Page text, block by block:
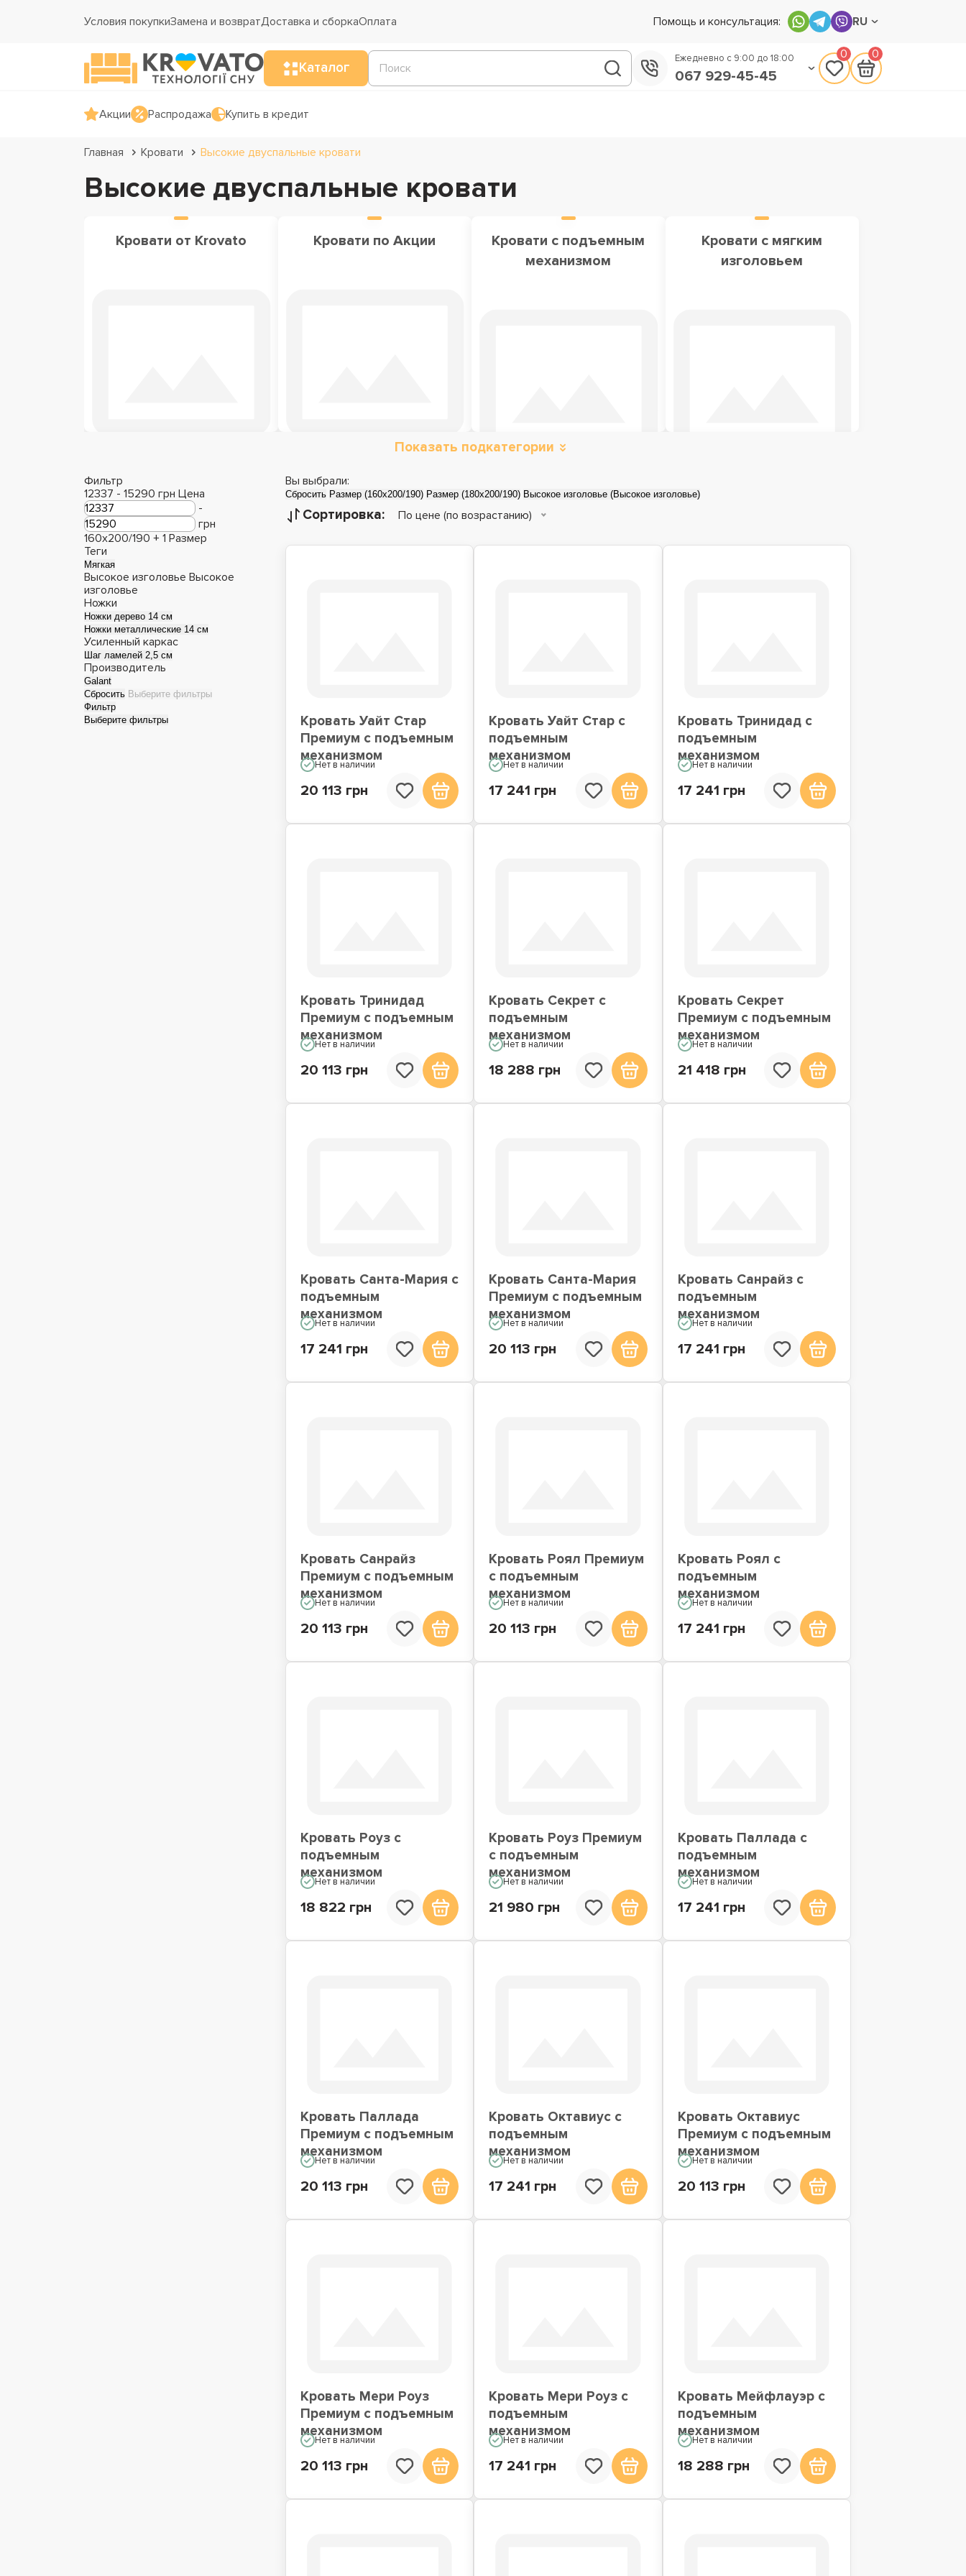
Условия покупкиЗамена и возвратДоставка и сборкаОплата Помощь и консультация: RU
Каталог
Ежедневно с 9:00 до 18:00
067 929-45-45
0 0
Акции Распродажа Купить в кредит
Главная Кровати Высокие двуспальные кровати
Высокие двуспальные кровати
Кровати от Krovato Кровати по Акции
Кровати с подъемным
механизмом
Кровати с мягким
изголовьем
Металлические
кровати
Детские кровати
Односпальные кровати
Показать подкатегории
Фильтр
12337 - 15290 грн Цена
-
грн
160x200/190 + 1 Размер
Теги
Мягкая
Высокое изголовье Высокое
изголовье
Ножки
Ножки дерево 14 см
Ножки металлические 14 см
Усиленный каркас
Шаг ламелей 2,5 см
Производитель
Galant
Сбросить Выберите фильтры
Фильтр
Выберите фильтры
Вы выбрали:
Сбросить Размер (160x200/190) Размер (180x200/190) Высокое изголовье (Высокое изголовье)
Сортировка: По цене (по возрастанию)
Кровать Уайт Стар
Премиум с подъемным
механизмом
Нет в наличии
20 113 грн
Кровать Уайт Стар с
подъемным
механизмом
Нет в наличии
17 241 грн
Кровать Тринидад с
подъемным
механизмом
Нет в наличии
17 241 грн
Кровать Тринидад
Премиум с подъемным
механизмом
Нет в наличии
20 113 грн
Кровать Секрет с
подъемным
механизмом
Нет в наличии
18 288 грн
Кровать Секрет
Премиум с подъемным
механизмом
Нет в наличии
21 418 грн
Кровать Санта-Мария с
подъемным
механизмом
Нет в наличии
17 241 грн
Кровать Санта-Мария
Премиум с подъемным
механизмом
Нет в наличии
20 113 грн
Кровать Санрайз с
подъемным
механизмом
Нет в наличии
17 241 грн
Кровать Санрайз
Премиум с подъемным
механизмом
Нет в наличии
20 113 грн
Кровать Роял Премиум
с подъемным
механизмом
Нет в наличии
20 113 грн
Кровать Роял с
подъемным
механизмом
Нет в наличии
17 241 грн
Кровать Роуз с
подъемным
механизмом
Нет в наличии
18 822 грн
Кровать Роуз Премиум
с подъемным
механизмом
Нет в наличии
21 980 грн
Кровать Паллада с
подъемным
механизмом
Нет в наличии
17 241 грн
Кровать Паллада
Премиум с подъемным
механизмом
Нет в наличии
20 113 грн
Кровать Октавиус с
подъемным
механизмом
Нет в наличии
17 241 грн
Кровать Октавиус
Премиум с подъемным
механизмом
Нет в наличии
20 113 грн
Кровать Мери Роуз
Премиум с подъемным
механизмом
Нет в наличии
20 113 грн
Кровать Мери Роуз с
подъемным
механизмом
Нет в наличии
17 241 грн
Кровать Мейфлауэр с
подъемным
механизмом
Нет в наличии
18 288 грн